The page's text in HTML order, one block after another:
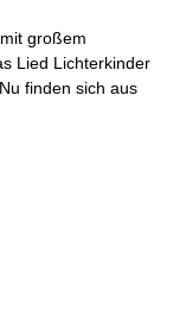
großem
Lied Lichterkinder
finden sich aus